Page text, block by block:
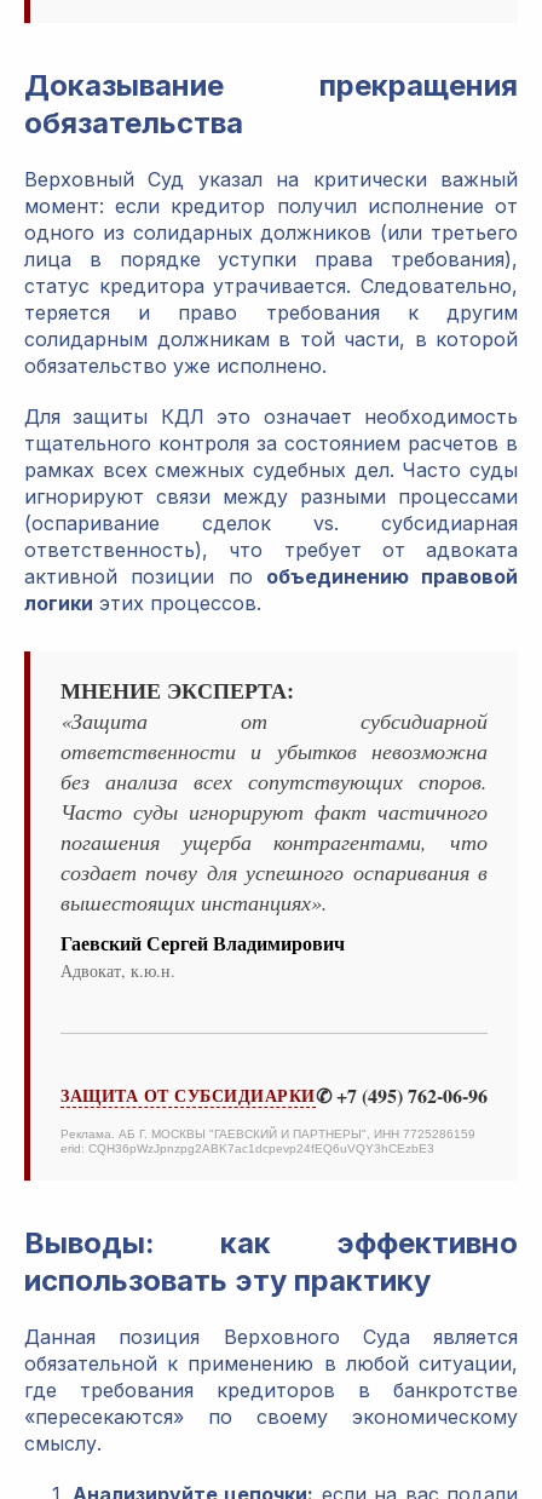
Доказывание прекращения
обязательства
Верховный Суд указал на критически важный
момент: если кредитор получил исполнение от
одного из солидарных должников (или третьего
лица в порядке уступки права требования),
статус кредитора утрачивается. Следовательно,
теряется и право требования к другим
солидарным должникам в той части, в которой
обязательство уже исполнено.
Для защиты КДЛ это означает необходимость
тщательного контроля за состоянием расчетов в
рамках всех смежных судебных дел. Часто суды
игнорируют связи между разными процессами
(оспаривание сделок vs. субсидиарная
ответственность), что требует от адвоката
активной позиции по объединению правовой
логики этих процессов.
МНЕНИЕ ЭКСПЕРТА:
«Защита от субсидиарной
ответственности и убытков невозможна
без анализа всех сопутствующих споров.
Часто суды игнорируют факт частичного
погашения ущерба контрагентами, что
создает почву для успешного оспаривания в
вышестоящих инстанциях».
Гаевский Сергей Владимирович
Адвокат, к.ю.н.
ЗАЩИТА ОТ СУБСИДИАРКИ✆ +7 (495) 762-06-96
Реклама. АБ Г. МОСКВЫ "ГАЕВСКИЙ И ПАРТНЕРЫ", ИНН 7725286159
erid: CQH36pWzJpnzpg2ABK7ac1dcpevp24fEQ6uVQY3hCEzbE3
Выводы: как эффективно
использовать эту практику
Данная позиция Верховного Суда является
обязательной к применению в любой ситуации,
где требования кредиторов в банкротстве
«пересекаются» по своему экономическому
смыслу.